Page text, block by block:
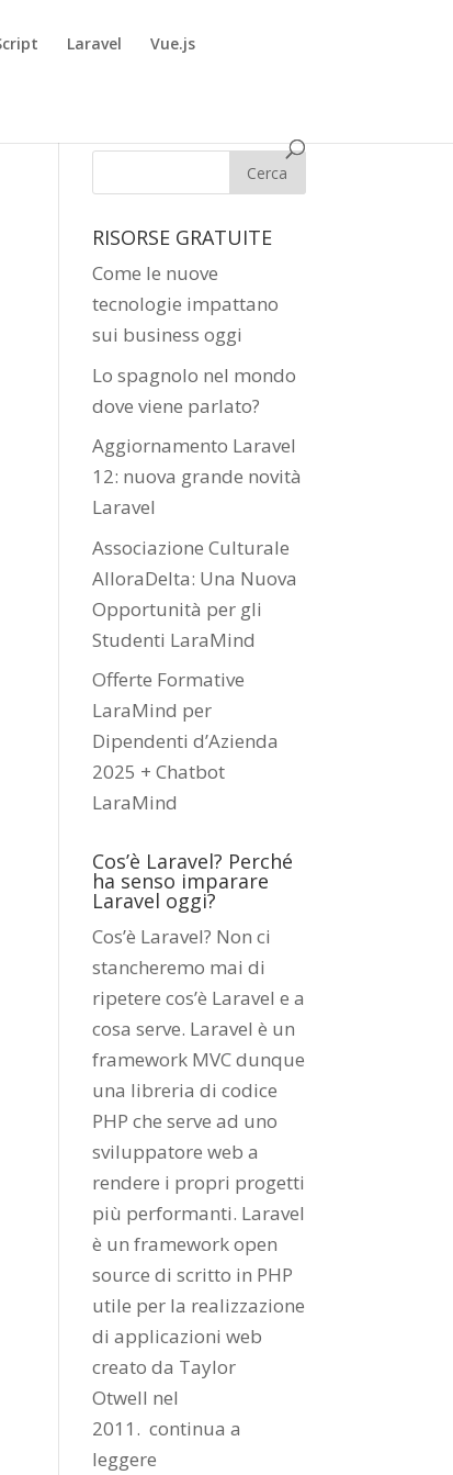
Laravel Vue.js
RISORSE GRATUITE
Come le nuove
tecnologie impattano
sui business oggi
Lo spagnolo nel mondo
dove viene parlato?
Aggiornamento Laravel
12: nuova grande novità
Laravel
Associazione Culturale
AlloraDelta: Una Nuova
Opportunità per gli
Studenti LaraMind
Offerte Formative
LaraMind per
Dipendenti d’Azienda
2025 + Chatbot
LaraMind
Cos’è Laravel? Perché
ha senso imparare
Laravel oggi?
Cos’è Laravel? Non ci
stancheremo mai di
ripetere cos’è Laravel e a
cosa serve. Laravel è un
framework MVC dunque
una libreria di codice
PHP che serve ad uno
sviluppatore web a
rendere i propri progetti
più performanti. Laravel
è un framework open
source di scritto in PHP
utile per la realizzazione
di applicazioni web
creato da Taylor
Otwell nel
2011.continua a
leggere